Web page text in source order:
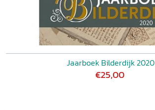
Jaarboek Bilderdijk 2020
€25,00